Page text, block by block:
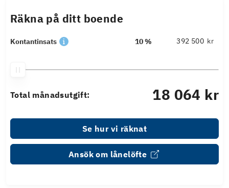
Räkna på ditt boende
Kontantinsats 10 % kr
Total månadsutgift: 18 064 kr
Se hur vi räknat
Ansök om lånelöfte